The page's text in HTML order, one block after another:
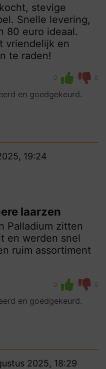
stevige
Snelle levering,
80 euro ideaal.
vriendelijk en
te raden!
0 0
en goedgekeurd.
19:24
laarzen
Palladium zitten
en werden snel
ruim assortiment
0 0
en goedgekeurd.
2025, 18:29